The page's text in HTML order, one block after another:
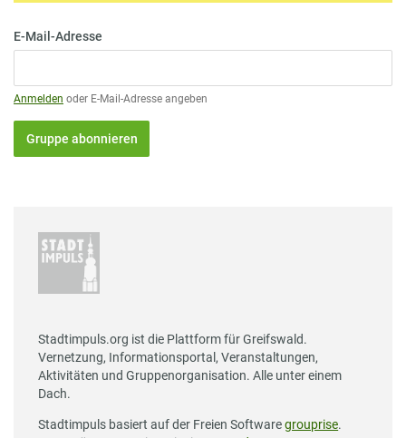
E-Mail-Adresse
Anmelden oder E-Mail-Adresse angeben
Gruppe abonnieren
Stadtimpuls.org ist die Plattform für Greifswald.
Vernetzung, Informationsportal, Veranstaltungen,
Aktivitäten und Gruppenorganisation. Alle unter einem
Dach.
Stadtimpuls basiert auf der Freien Softwaregrouprise.